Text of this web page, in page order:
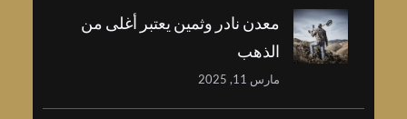
معدن نادر وثمين يعتبر أغلى من
الذهب
مارس 11, 2025